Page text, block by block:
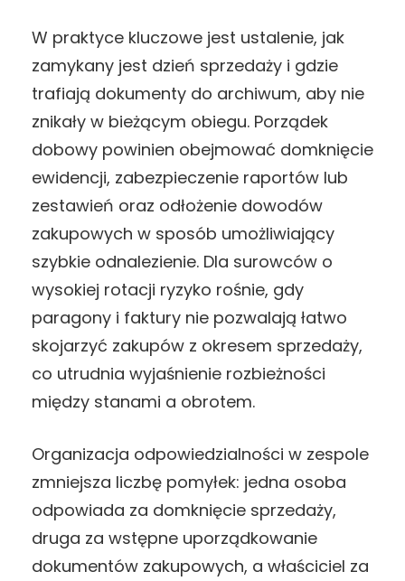
W praktyce kluczowe jest ustalenie, jak
zamykany jest dzień sprzedaży i gdzie
trafiają dokumenty do archiwum, aby nie
znikały w bieżącym obiegu. Porządek
dobowy powinien obejmować domknięcie
ewidencji, zabezpieczenie raportów lub
zestawień oraz odłożenie dowodów
zakupowych w sposób umożliwiający
szybkie odnalezienie. Dla surowców o
wysokiej rotacji ryzyko rośnie, gdy
paragony i faktury nie pozwalają łatwo
skojarzyć zakupów z okresem sprzedaży,
co utrudnia wyjaśnienie rozbieżności
między stanami a obrotem.
Organizacja odpowiedzialności w zespole
zmniejsza liczbę pomyłek: jedna osoba
odpowiada za domknięcie sprzedaży,
druga za wstępne uporządkowanie
dokumentów zakupowych, a właściciel za